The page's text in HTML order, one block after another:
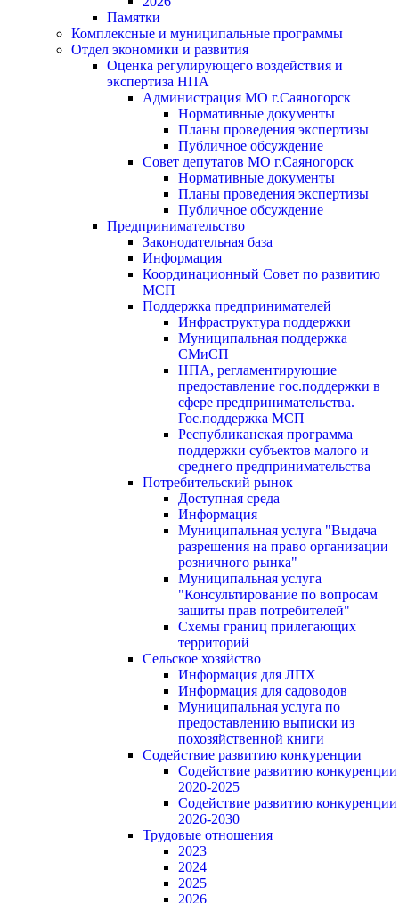
Памятки
Комплексные и муниципальные программы
Отдел экономики и развития
Оценка регулирующего воздействия и
экспертиза НПА
Администрация МО г.Саяногорск
Нормативные документы
Планы проведения экспертизы
Публичное обсуждение
Совет депутатов МО г.Саяногорск
Нормативные документы
Планы проведения экспертизы
Публичное обсуждение
Предпринимательство
Законодательная база
Информация
Координационный Совет по развитию
МСП
Поддержка предпринимателей
Инфраструктура поддержки
Муниципальная поддержка
СМиСП
НПА, регламентирующие
предоставление гос.поддержки в
сфере предпринимательства.
Гос.поддержка МСП
Республиканская программа
поддержки субъектов малого и
среднего предпринимательства
Потребительский рынок
Доступная среда
Информация
Муниципальная услуга "Выдача
разрешения на право организации
розничного рынка"
Муниципальная услуга
"Консультирование по вопросам
защиты прав потребителей"
Схемы границ прилегающих
территорий
Сельское хозяйство
Информация для ЛПХ
Информация для садоводов
Муниципальная услуга по
предоставлению выписки из
похозяйственной книги
Содействие развитию конкуренции
Содействие развитию конкуренции
2020-2025
Содействие развитию конкуренции
2026-2030
Трудовые отношения
2023
2024
2025
2026